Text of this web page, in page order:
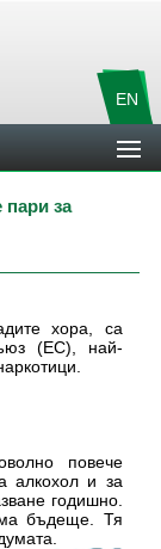
EN
пари за
хора, са
(ЕС), най-
повече
алкохол и за
годишно.
бъдеще. Тя